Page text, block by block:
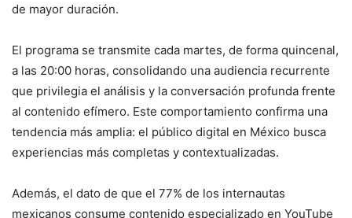
de mayor duración.
El programa se transmite cada martes, de forma quincenal,
a las 20:00 horas, consolidando una audiencia recurrente
que privilegia el análisis y la conversación profunda frente
al contenido efímero. Este comportamiento confirma una
tendencia más amplia: el público digital en México busca
experiencias más completas y contextualizadas.
Además, el dato de que el 77% de los internautas
mexicanos consume contenido especializado en YouTube